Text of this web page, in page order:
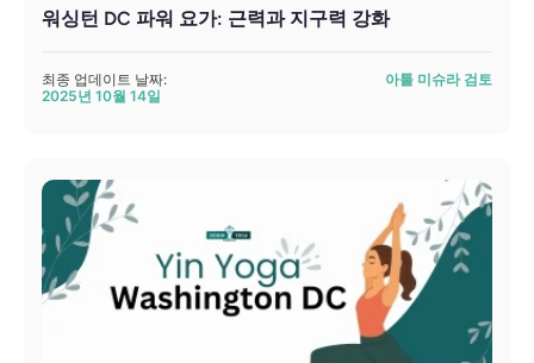
워싱턴 DC 파워 요가: 근력과 지구력 강화
최종 업데이트 날짜:
2025년 10월 14일
아툴 미슈라 검토